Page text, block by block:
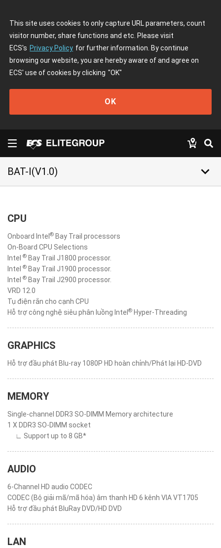
This site uses cookies to only capture URL parameters, count
visitor number, share functions and etc. Please visit
ECS's Privacy Policy for further information. By continue
browsing our website, you are hereby aware of and agree on
ECS' use of cookies by clicking "OK"
OK
BAT-I(V1.0) keyboard_arrow_down
CPU
Onboard Intel ® Bay Trail processors
On-Board CPU Selections
Intel ® Bay Trail J1800 processor.
Intel ® Bay Trail J1900 processor.
Intel ® Bay Trail J2900 processor.
VRD 12.0
Tụ điện rắn cho cạnh CPU
Hỗ trợ công nghệ siêu phân luồng Intel ® Hyper-Threading
GRAPHICS
Hỗ trợ đầu phát Blu-ray 1080P HD hoàn chỉnh/Phát lại HD-DVD
MEMORY
Single-channel DDR3 SO-DIMM Memory architecture
1 X DDR3 SO-DIMM socket
∟ Support up to 8 GB*
AUDIO
6-Channel HD audio CODEC
CODEC (Bộ giải mã/mã hóa) âm thanh HD 6 kênh VIA VT1705
Hỗ trợ đầu phát BluRay DVD/HD DVD
LAN